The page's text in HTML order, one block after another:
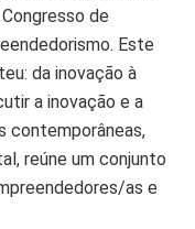
de
Este
da inovação à
a inovação e a
contemporâneas,
reúne um conjunto
as e